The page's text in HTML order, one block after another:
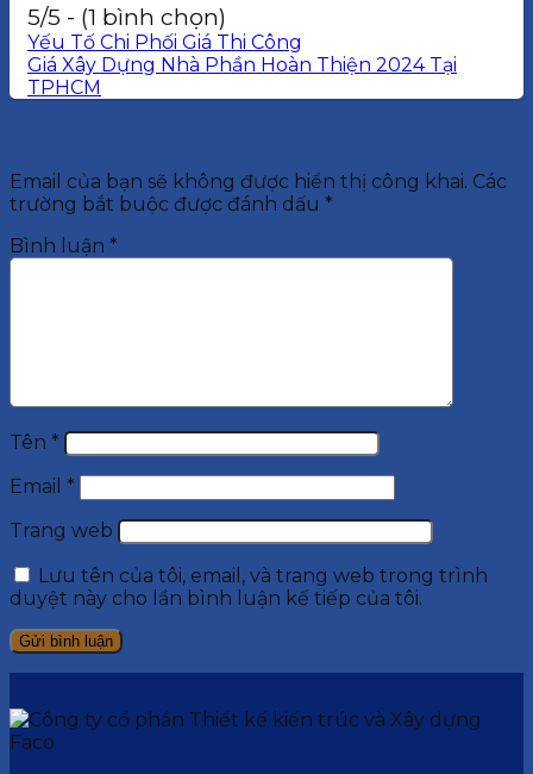
5/5 - (1 bình chọn)
Yếu Tố Chi Phối Giá Thi Công
Giá Xây Dựng Nhà Phần Hoàn Thiện 2024 Tại
TPHCM
Email của bạn sẽ không được hiển thị công khai. Các
trường bắt buộc được đánh dấu *
Bình luận *
Tên *
Email *
Trang web
Lưu tên của tôi, email, và trang web trong trình
duyệt này cho lần bình luận kế tiếp của tôi.